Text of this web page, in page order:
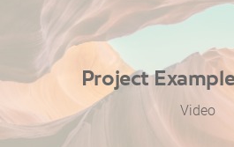
Project
Video